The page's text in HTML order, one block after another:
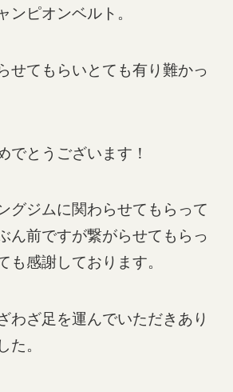
ンピオンベルト。
せてもらいとても有り難かっ
でとうございます！
グジムに関わらせてもらって
ん前ですが繋がらせてもらっ
も感謝しております。
わざ足を運んでいただきあり
た。